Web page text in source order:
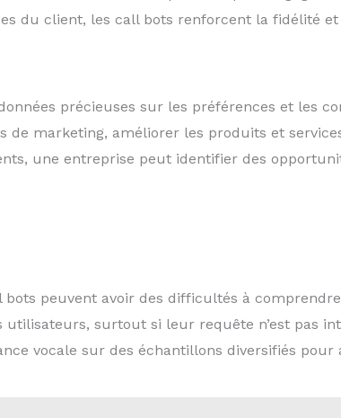
du client, les call bots renforcent la fidélité
précieuses sur les préférences et les
marketing, améliorer les produits et
une entreprise peut identifier des
bots peuvent avoir des difficultés à
surtout si leur requête n’est pas
vocale sur des échantillons diversifiés